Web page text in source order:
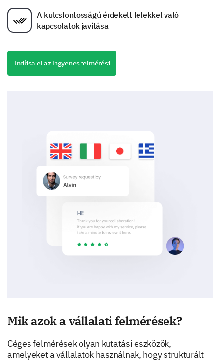
A kulcsfontosságú érdekelt felekkel való
kapcsolatok javítása
Indítsa el az ingyenes felmérést
Mik azok a vállalati felmérések?
Céges felmérések olyan kutatási eszközök,
amelyeket a vállalatok használnak, hogy strukturált